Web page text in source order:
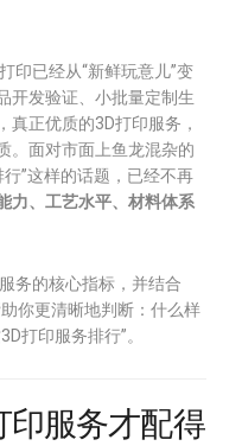
印已经从“新鲜玩意儿”变
开发验证、小批量定制生
真正优质的3D打印服务，
。面对市面上鱼龙混杂的
”这样的话题，已经不再
力、工艺水平、材料体系
务的核心指标，并结合
你更清晰地判断：什么样
打印服务排行”。
印服务才配得